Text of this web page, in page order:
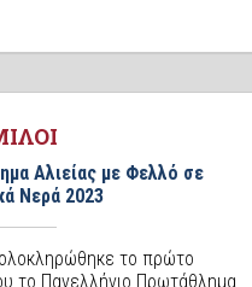
Αλιείας με Φελλό σε
Νερά 2023
το πρώτο
το Πανελλήνιο Πρωτάθλημα